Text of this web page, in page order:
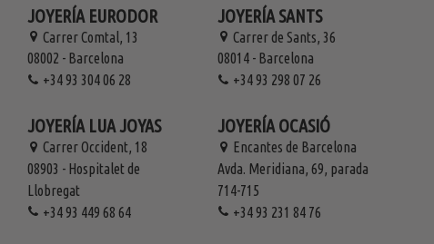
JOYERÍA EURODOR
Carrer Comtal, 13
08002 - Barcelona
+34 93 304 06 28
JOYERÍA SANTS
Carrer de Sants, 36
08014 - Barcelona
+34 93 298 07 26
JOYERÍA LUA JOYAS
Carrer Occident, 18
08903 - Hospitalet de
Llobregat
+34 93 449 68 64
JOYERÍA OCASIÓ
Encantes de Barcelona
Avda. Meridiana, 69, parada
714-715
+34 93 231 84 76